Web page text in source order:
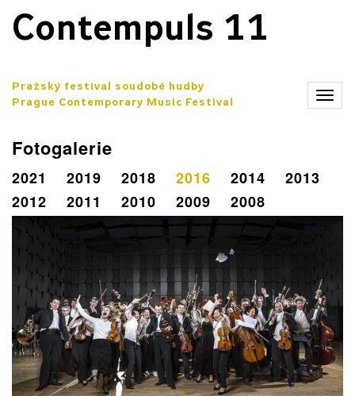
Contempuls 11
Pražský festival soudobé hudby
Prague Contemporary Music Festival
Fotogalerie
2021 2019 2018 2016 2014
2013
2012
2011 2010 2009 2008